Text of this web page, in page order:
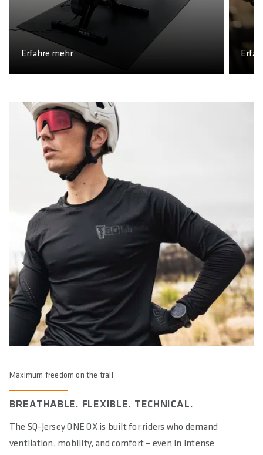
Erfahre mehr
Maximum freedom on the trail
BREATHABLE. FLEXIBLE. TECHNICAL.
The SQ-Jersey ONE OX is built for riders who demand
ventilation, mobility, and comfort – even in intense